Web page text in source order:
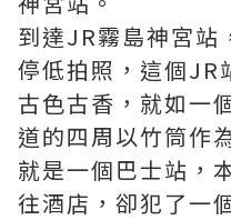
到達JR霧島神宮站
停低拍照，這個JR
古色古香，就如一
道的四周以竹筒作
就是一個巴士站，
往酒店，卻犯了一